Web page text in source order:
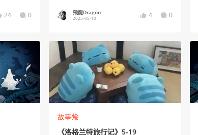
24 0 飛龍Dragon
2025-05-10 4 0
故事烩
《洛格兰特旅行记》5-19